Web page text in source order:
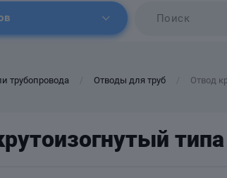
трубопровода Отводы для труб Отвод